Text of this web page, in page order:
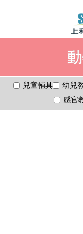
兒童輔具 幼兒
感官